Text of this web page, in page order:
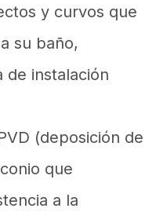
y curvos que
su baño,
de instalación
(deposición de
que
a la